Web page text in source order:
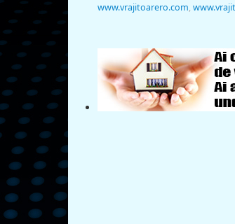
www.vrajitoarero.com,